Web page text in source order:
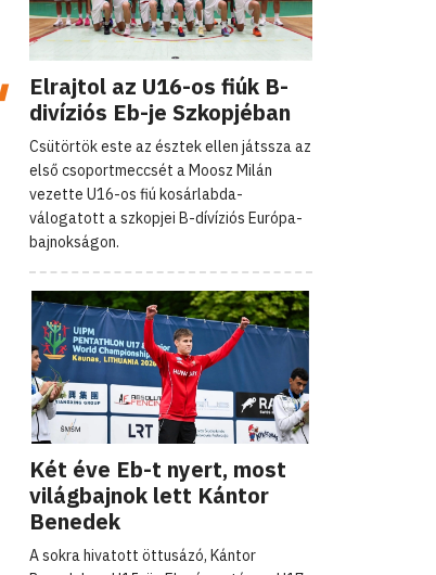
Elrajtol az U16-os fiúk B-
divíziós Eb-je Szkopjéban
Csütörtök este az észtek ellen játssza az
első csoportmeccsét a Moosz Milán
vezette U16-os fiú kosárlabda-
válogatott a szkopjei B-dívíziós Európa-
bajnokságon.
Két éve Eb-t nyert, most
világbajnok lett Kántor
Benedek
A sokra hivatott öttusázó, Kántor